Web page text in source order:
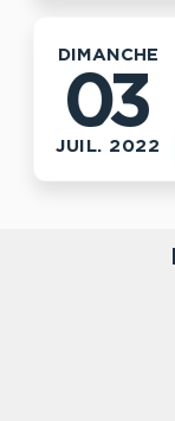
DIMANCHE
03
JUIL. 2022